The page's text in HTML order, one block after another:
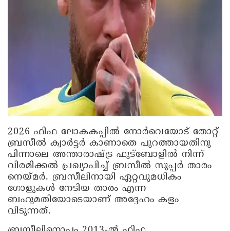
2026 ഫിഫ ലോകകപ്പിൽ നോർവെയോട് തോറ്റ്
ബ്രസീൽ ക്വാർട്ടർ കാണാതെ പുറത്തായതിനു
പിന്നാലെ അന്താരാഷ്ട്ര ഫുട്‌ബോളിൽ നിന്ന്
വിരമിക്കൽ പ്രഖ്യാപിച്ച് ബ്രസീൽ സൂപ്പർ താരം
നെയ്മർ. ബ്രസീലിനായി ഏറ്റവുമധികം
ഗോളുകൾ നേടിയ താരം എന്ന
ബഹുമതിയോടെയാണ് അദ്ദേഹം കളം
വിടുന്നത്.